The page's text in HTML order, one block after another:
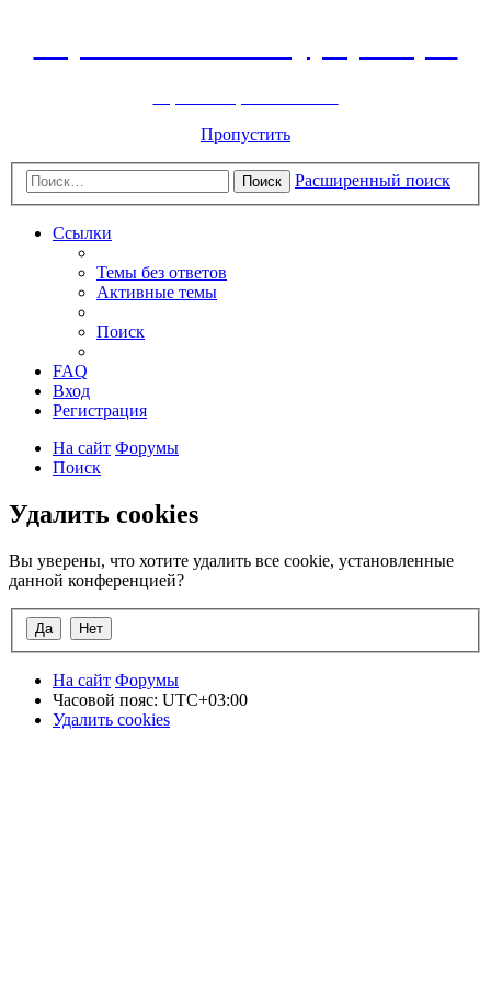
Пропустить
Поиск Расширенный поиск
Ссылки
Темы без ответов
Активные темы
Поиск
FAQ
Вход
Регистрация
На сайт Форумы
Поиск
Удалить cookies
Вы уверены, что хотите удалить все cookie, установленные
данной конференцией?
На сайт Форумы
Часовой пояс: UTC+03:00
Удалить cookies